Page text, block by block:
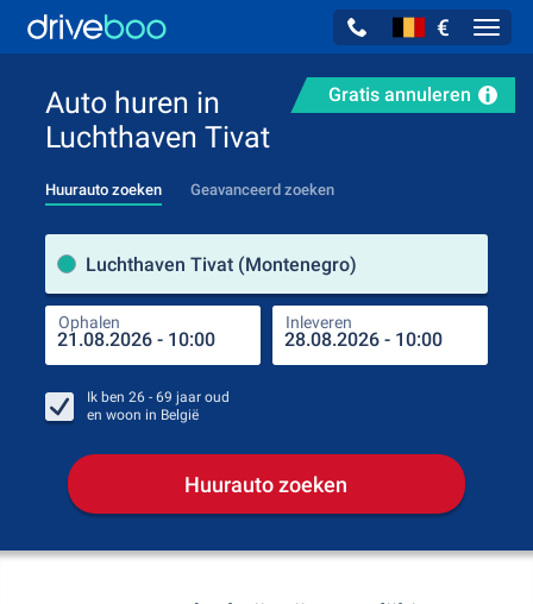
€
Gratis annuleren
Auto huren in
Luchthaven Tivat
Huurauto zoeken Geavanceerd zoeken
Luchthaven Tivat (Montenegro)
Ophalen Inleveren
Ik ben 26 - 69 jaar oud
en woon in België
Huurauto zoeken